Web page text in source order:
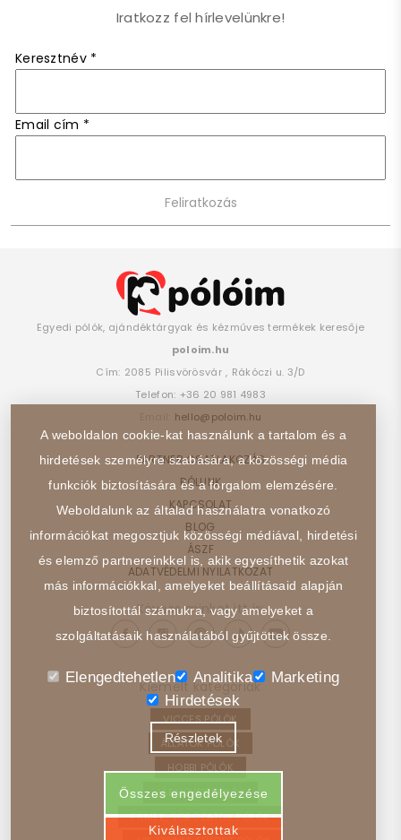
Iratkozz fel hírlevelünkre!
Keresztnév *
Email cím *
Egyedi pólók, ajándéktárgyak és kézműves termékek keresője
poloim.hu
Cím: 2085 Pilisvörösvár , Rákóczi u. 3/D
Telefon: +36 20 981 4983
hello@poloim.hu
PARTNER CSATLAKOZÁS
RÓLUNK
KAPCSOLAT
BLOG
ÁSZF
ADATVÉDELMI NYILATKOZAT
Kövess minket itt is:
Kiemelt kategóriák
VICCES PÓLÓK
ÁLLATOK PÓLÓK
HOBBI PÓLÓK
JÁRMŰVEK PÓLÓK
FILMEK, SOROZATOK PÓLÓK
A weboldalon cookie-kat használunk a tartalom és a
hirdetések személyre szabására, a közösségi média
funkciók biztosítására és a forgalom elemzésére.
Weboldalunk az általad használatra vonatkozó
információkat megosztjuk közösségi médiával, hirdetési
és elemző partnereinkkel is, akik egyesíthetik azokat
más információkkal, amelyeket beállításaid alapján
biztosítottál számukra, vagy amelyeket a
szolgáltatásaik használatából gyűjtöttek össze.
Elengedtehetlen Analitika
Marketing
Hirdetések
Részletek
Összes engedélyezése
Kiválasztottak